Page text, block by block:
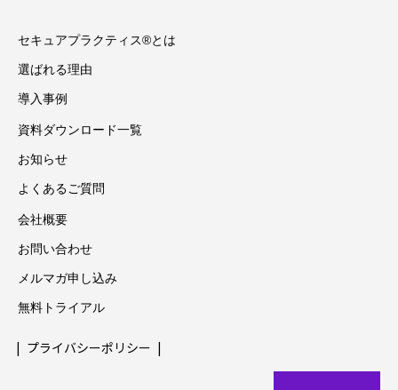
セキュアプラクティス®とは
選ばれる理由
導入事例
資料ダウンロード一覧
お知らせ
よくあるご質問
会社概要
お問い合わせ
メルマガ申し込み
無料トライアル
プライバシーポリシー